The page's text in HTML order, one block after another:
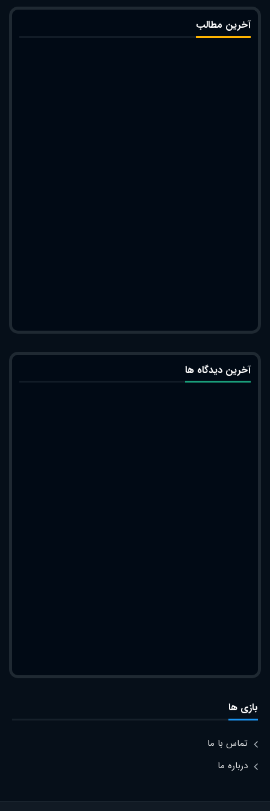
آخرین مطالب
آخرین دیدگاه ها
بازی ها
تماس با ما
درباره ما